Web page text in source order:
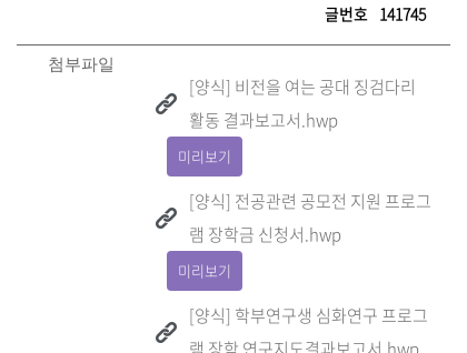
글번호 141745
첨부파일
[양식] 비전을 여는 공대 징검다리
활동 결과보고서.hwp
미리보기
[양식] 전공관련 공모전 지원 프로그
램 장학금 신청서.hwp
미리보기
[양식] 학부연구생 심화연구 프로그